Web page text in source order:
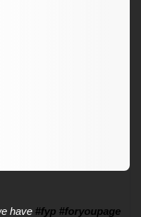
have #fyp #foryoupage